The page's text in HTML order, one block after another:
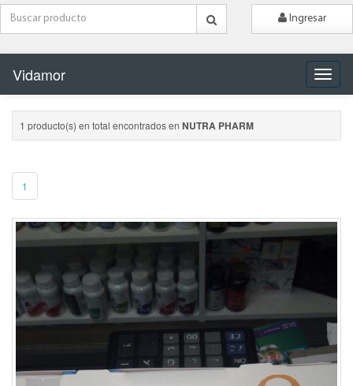
Ingresar
Vidamor
1 producto(s) en total encontrados en NUTRA PHARM
1